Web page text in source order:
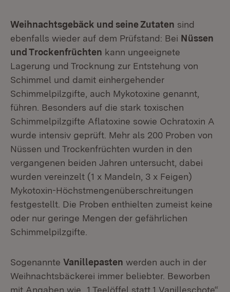
Weihnachtsgebäck und seine Zutaten sind
ebenfalls wieder auf dem Prüfstand: Bei Nüssen
und Trockenfrüchten kann ungeeignete
Lagerung und Trocknung zur Entstehung von
Schimmel und damit einhergehender
Schimmelpilzgifte, auch Mykotoxine genannt,
führen. Besonders auf die stark toxischen
Schimmelpilzgifte Aflatoxine sowie Ochratoxin A
wurde intensiv geprüft. Mehr als 200 Proben von
Nüssen und Trockenfrüchten wurden in den
vergangenen beiden Jahren untersucht, dabei
wurden vereinzelt (1 x Mandeln, 3 x Feigen)
Mykotoxin-Höchstmengenüberschreitungen
festgestellt. Die Proben enthielten zumeist keine
oder nur geringe Mengen der gefährlichen
Schimmelpilzgifte.
Sogenannte Vanillepasten werden auch in der
Weihnachtsbäckerei immer beliebter. Beworben
mit Angaben wie „1 Teelöffel statt 1 Vanilleschote“